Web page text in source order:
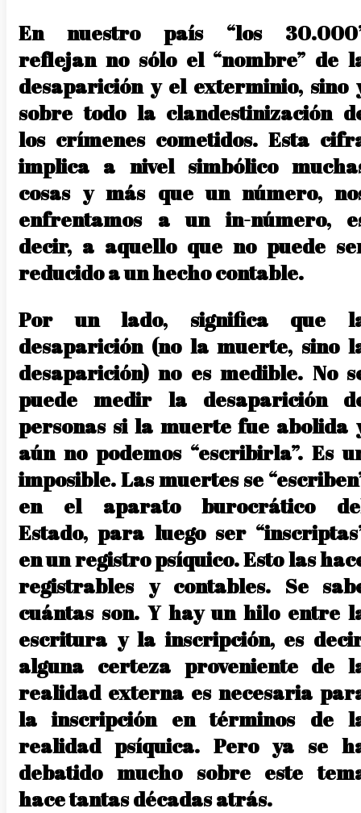
En nuestro país “los
reflejan no sólo el “nombre” de
desaparición y el exterminio, sino
sobre todo la clandestinización
los crímenes cometidos. Esta
implica a nivel simbólico
cosas y más que un número,
enfrentamos a un in-número,
decir, a aquello que no puede
reducido a un hecho contable.
Por un lado, significa que
desaparición (no la muerte, sino
desaparición) no es medible. No
puede medir la desaparición
personas si la muerte fue abolida
aún no podemos “escribirla”. Es
imposible. Las muertes se
en el aparato burocrático
Estado, para luego ser
en un registro psíquico. Esto las
registrables y contables. Se
cuántas son. Y hay un hilo entre
escritura y la inscripción, es
alguna certeza proveniente de
realidad externa es necesaria
la inscripción en términos de
realidad psíquica. Pero ya se
debatido mucho sobre este
hace tantas décadas atrás.